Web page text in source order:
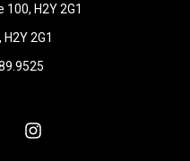
100, H2Y 2G1
2G1